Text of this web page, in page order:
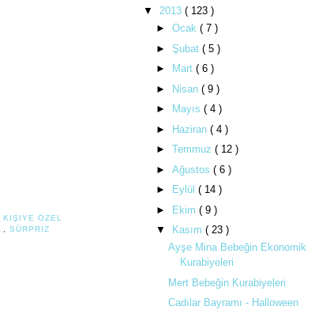
KIŞIYE ÖZEL
SÜRPRIZ
▼ 2013 ( 123 )
► Ocak ( 7 )
► Şubat ( 5 )
►
Mart ( 6 )
► Nisan ( 9 )
►
Mayıs ( 4 )
► Haziran ( 4 )
► Temmuz ( 12 )
► Ağustos ( 6 )
►
Eylül ( 14 )
► Ekim ( 9 )
▼
Kasım ( 23 )
Ayşe Mina Bebeğin Ekonomik
Kurabiyeleri
Mert Bebeğin Kurabiyeleri
Cadılar Bayramı - Halloween